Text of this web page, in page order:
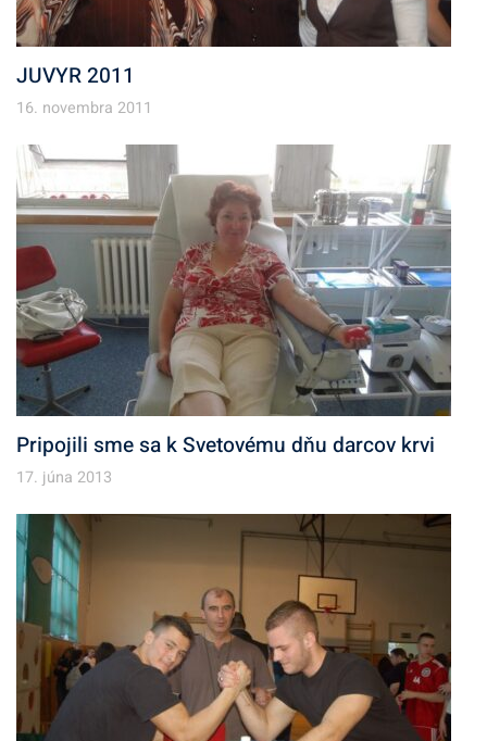
JUVYR 2011
16. novembra 2011
Pripojili sme sa k Svetovému dňu darcov krvi
17. júna 2013